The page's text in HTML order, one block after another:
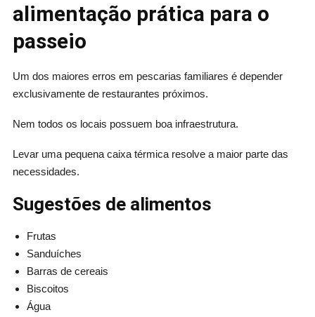
alimentação prática para o
passeio
Um dos maiores erros em pescarias familiares é depender
exclusivamente de restaurantes próximos.
Nem todos os locais possuem boa infraestrutura.
Levar uma pequena caixa térmica resolve a maior parte das
necessidades.
Sugestões de alimentos
Frutas
Sanduíches
Barras de cereais
Biscoitos
Água